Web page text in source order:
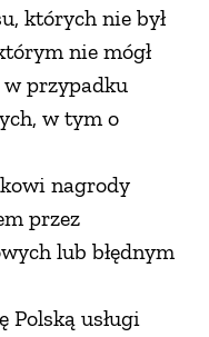
których nie był
nie mógł
w przypadku
w tym o
nagrody
przez
lub błędnym
Polską usługi